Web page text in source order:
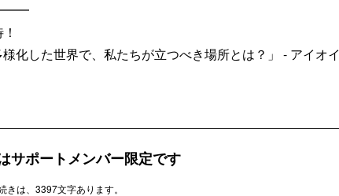
化した世界で、私たちが立つべき場所とは？」 - アイオイ
サポートメンバー限定です
きは、3397文字あります。